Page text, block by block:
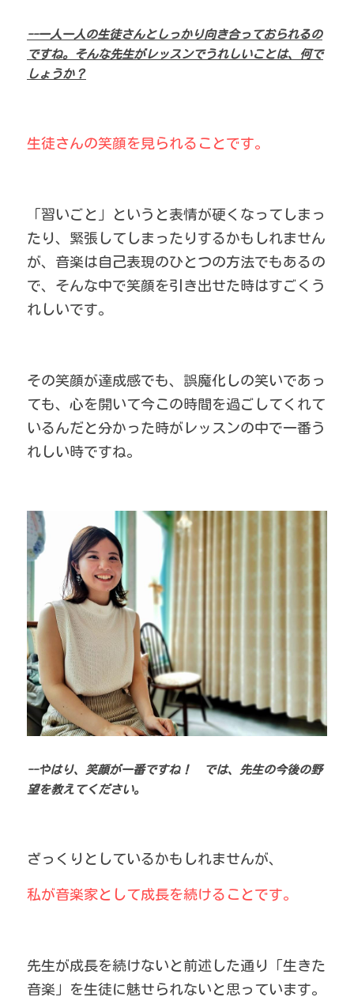
--一人一人の生徒さんとしっかり向き合っておられるの
ですね。そんな先生がレッスンでうれしいことは、何で
しょうか？
生徒さんの笑顔を見られることです。
「習いごと」というと表情が硬くなってしまっ
たり、緊張してしまったりするかもしれません
が、音楽は自己表現のひとつの方法でもあるの
で、そんな中で笑顔を引き出せた時はすごくう
れしいです。
その笑顔が達成感でも、誤魔化しの笑いであっ
ても、心を開いて今この時間を過ごしてくれて
いるんだと分かった時がレッスンの中で一番う
れしい時ですね。
--やはり、笑顔が一番ですね！　では、先生の今後の野
望を教えてください。
ざっくりとしているかもしれませんが、
私が音楽家として成長を続けることです。
先生が成長を続けないと前述した通り「生きた
音楽」を生徒に魅せられないと思っています。